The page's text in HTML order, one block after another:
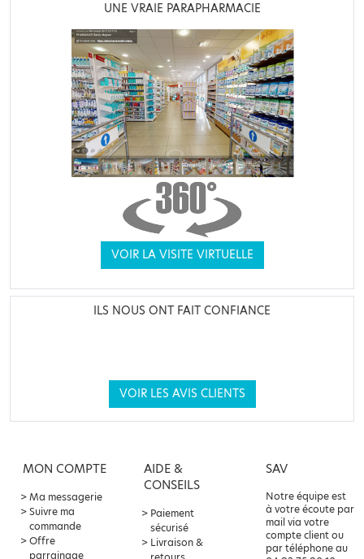
UNE VRAIE PARAPHARMACIE
VOIR LA VISITE VIRTUELLE
ILS NOUS ONT FAIT CONFIANCE
VOIR LES AVIS CLIENTS
MON COMPTE
Ma messagerie
Suivre ma
commande
Offre
parrainage
AIDE &
CONSEILS
Paiement
sécurisé
Livraison &
SAV
Notre équipe est
à votre écoute par
mail via votre
compte client ou
par téléphone au